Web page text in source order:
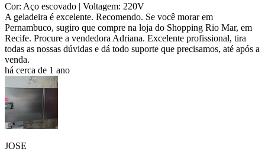
Cor: Aço escovado | Voltagem: 220V
A geladeira é excelente. Recomendo. Se você morar em
Pernambuco, sugiro que compre na loja do Shopping Rio Mar, em
Recife. Procure a vendedora Adriana. Excelente profissional, tira
todas as nossas dúvidas e dá todo suporte que precisamos, até após a
venda.
há cerca de 1 ano
JOSE